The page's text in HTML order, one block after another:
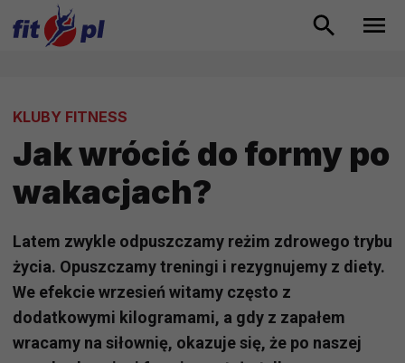
KLUBY FITNESS
Jak wrócić do formy po
wakacjach?
Latem zwykle odpuszczamy reżim zdrowego trybu
życia. Opuszczamy treningi i rezygnujemy z diety.
We efekcie wrzesień witamy często z
dodatkowymi kilogramami, a gdy z zapałem
wracamy na siłownię, okazuje się, że po naszej